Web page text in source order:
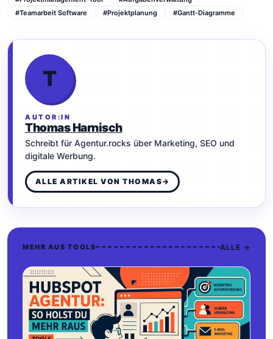
#Teamarbeit Software
#Projektplanung #Gantt-Diagramme
T
AUTOR:IN
Thomas Harnisch
Schreibt für Agentur.rocks über Marketing, SEO und
digitale Werbung.
ALLE ARTIKEL VON THOMAS→
MEHR AUS TOOLS ALLE →